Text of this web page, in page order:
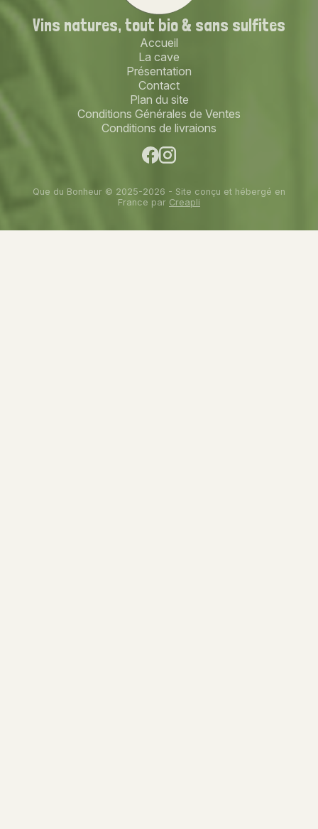
Vins natures, tout bio& sans sulfites
Accueil
La cave
Présentation
Contact
Plan du site
Conditions Générales de Ventes
Conditions de livraions
Que du Bonheur © 2025-2026 - Site conçu et hébergé en
France par Creapli